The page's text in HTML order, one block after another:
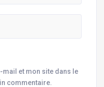
et mon site dans le
commentaire.